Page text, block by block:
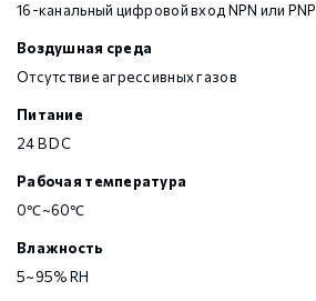
16-канальный цифровой вход NPN или PNP
Воздушная среда
Отсутствие агрессивных газов
Питание
24 В DC
Рабочая температура
0℃~60℃
Влажность
5~95% RH